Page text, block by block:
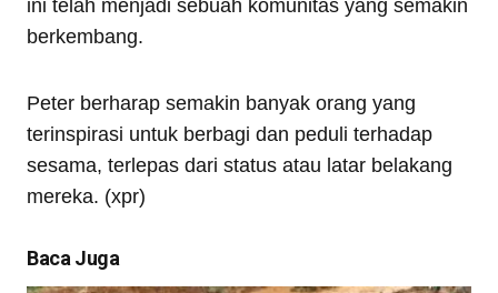
ini telah menjadi sebuah komunitas yang semakin
berkembang.
Peter berharap semakin banyak orang yang
terinspirasi untuk berbagi dan peduli terhadap
sesama, terlepas dari status atau latar belakang
mereka. (xpr)
Baca Juga